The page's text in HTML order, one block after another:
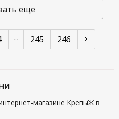
еще
... 245 246 ›
магазине КрепыЖ в